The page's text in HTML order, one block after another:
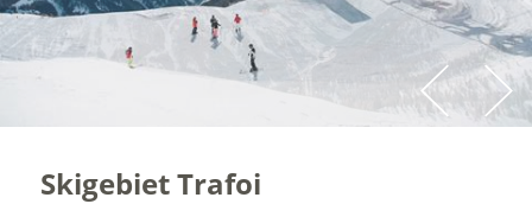
Skigebiet Trafoi